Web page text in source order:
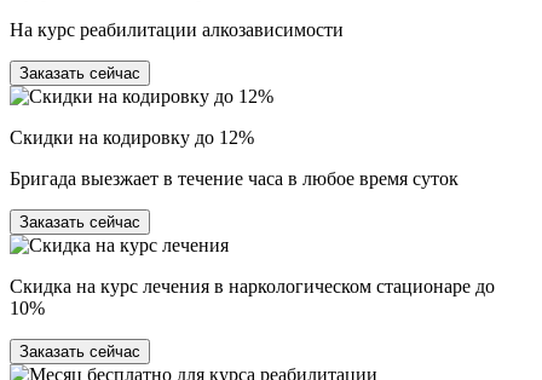
На курс реабилитации алкозависимости
Заказать сейчас
Скидки на кодировку до 12%
Бригада выезжает в течение часа в любое время суток
Заказать сейчас
Скидка на курс лечения в наркологическом стационаре до
10%
Заказать сейчас